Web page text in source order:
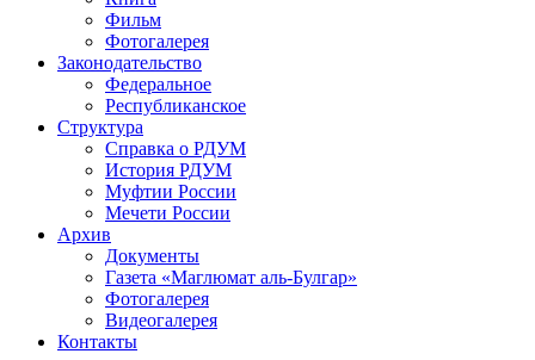
Фильм
Фотогалерея
Законодательство
Федеральное
Республиканское
Структура
Справка о РДУМ
История РДУМ
Муфтии России
Мечети России
Архив
Документы
Газета «Маглюмат аль-Булгар»
Фотогалерея
Видеогалерея
Контакты